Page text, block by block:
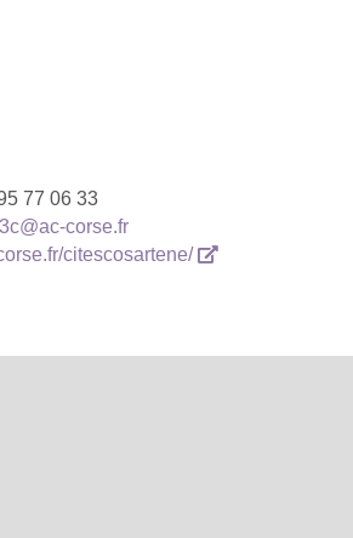
77 06 33
corse.fr
citescosartene/